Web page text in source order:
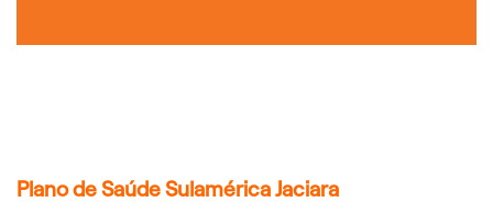
Plano de Saúde Sulamérica Jaciara